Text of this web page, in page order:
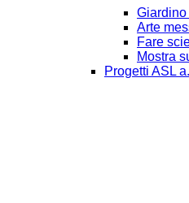
Arte
Fare
Mostra
Progetti ASL